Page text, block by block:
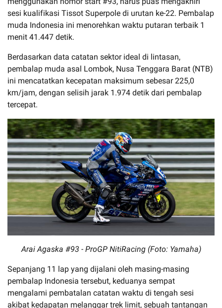
sesi kualifikasi Tissot Superpole di urutan ke-22. Pembalap
muda Indonesia ini menorehkan waktu putaran terbaik 1
menit 41.447 detik.
Berdasarkan data catatan sektor ideal di lintasan,
pembalap muda asal Lombok, Nusa Tenggara Barat (NTB)
ini mencatatkan kecepatan maksimum sebesar 225,0
km/jam, dengan selisih jarak 1.974 detik dari pembalap
tercepat.
Arai Agaska #93 - ProGP NitiRacing (Foto: Yamaha)
Sepanjang 11 lap yang dijalani oleh masing-masing
pembalap Indonesia tersebut, keduanya sempat
mengalami pembatalan catatan waktu di tengah sesi
akibat kedapatan melanggar trek limit, sebuah tantangan